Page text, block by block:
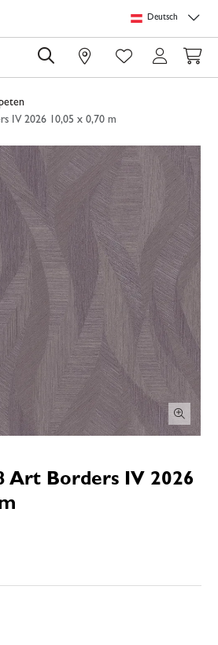
Deutsch
0
IV 2026 10,05 x 0,70 m
Art Borders IV 2026